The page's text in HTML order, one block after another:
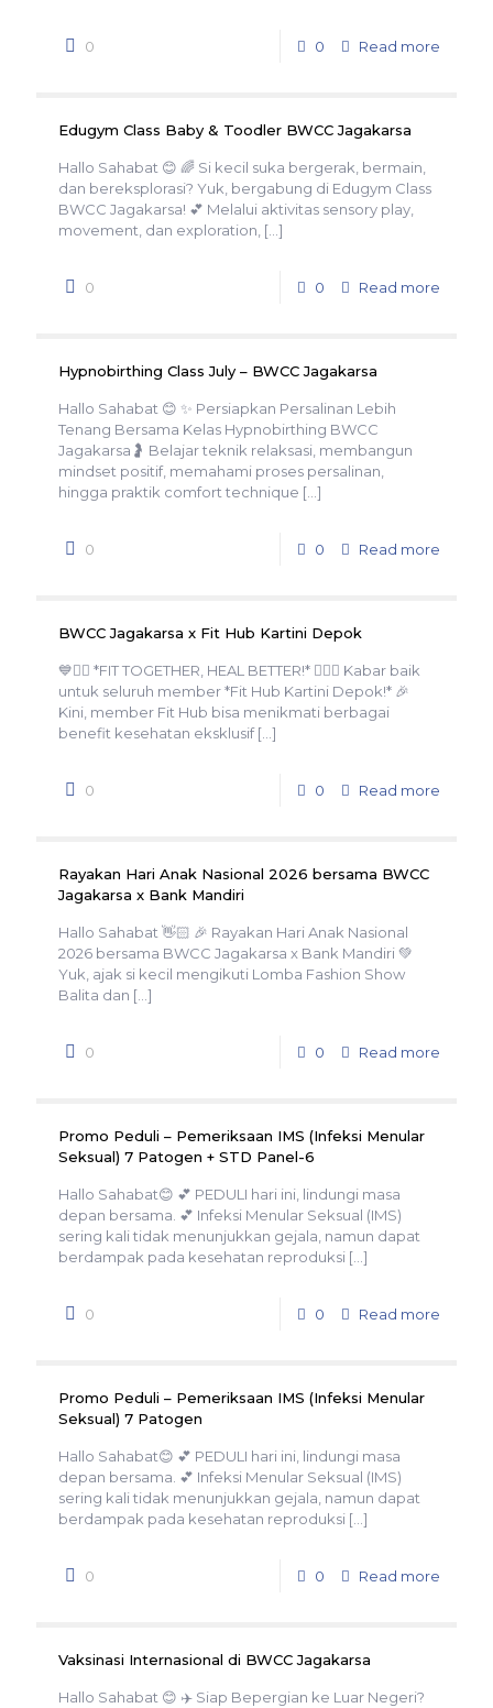
0 0 Read more
Edugym Class Baby & Toodler BWCC Jagakarsa
Hallo Sahabat 😊 🌈 Si kecil suka bergerak, bermain,
dan bereksplorasi? Yuk, bergabung di Edugym Class
BWCC Jagakarsa! 💕 Melalui aktivitas sensory play,
movement, dan exploration, […]
0 0 Read more
Hypnobirthing Class July – BWCC Jagakarsa
Hallo Sahabat 😊 ✨ Persiapkan Persalinan Lebih
Tenang Bersama Kelas Hypnobirthing BWCC
Jagakarsa🤰 Belajar teknik relaksasi, membangun
mindset positif, memahami proses persalinan,
hingga praktik comfort technique […]
0 0 Read more
BWCC Jagakarsa x Fit Hub Kartini Depok
💙🏋️‍♀️ *FIT TOGETHER, HEAL BETTER!* 🏋️‍♂️💙 Kabar baik
untuk seluruh member *Fit Hub Kartini Depok!* 🎉
Kini, member Fit Hub bisa menikmati berbagai
benefit kesehatan eksklusif[…]
0 0 Read more
Rayakan Hari Anak Nasional 2026 bersama BWCC
Jagakarsa x Bank Mandiri
Hallo Sahabat 👋🏻 🎉 Rayakan Hari Anak Nasional
2026 bersama BWCC Jagakarsa x Bank Mandiri 💚
Yuk, ajak si kecil mengikuti Lomba Fashion Show
Balita dan […]
0 0 Read more
Promo Peduli – Pemeriksaan IMS (Infeksi Menular
Seksual) 7 Patogen + STD Panel-6
Hallo Sahabat😊 💕 PEDULI hari ini, lindungi masa
depan bersama. 💕 Infeksi Menular Seksual (IMS)
sering kali tidak menunjukkan gejala, namun dapat
berdampak pada kesehatan reproduksi […]
0 0 Read more
Promo Peduli – Pemeriksaan IMS (Infeksi Menular
Seksual) 7 Patogen
Hallo Sahabat😊 💕 PEDULI hari ini, lindungi masa
depan bersama. 💕 Infeksi Menular Seksual (IMS)
sering kali tidak menunjukkan gejala, namun dapat
berdampak pada kesehatan reproduksi […]
0 0 Read more
Vaksinasi Internasional di BWCC Jagakarsa
Hallo Sahabat 😊 ✈️ Siap Bepergian ke Luar Negeri?